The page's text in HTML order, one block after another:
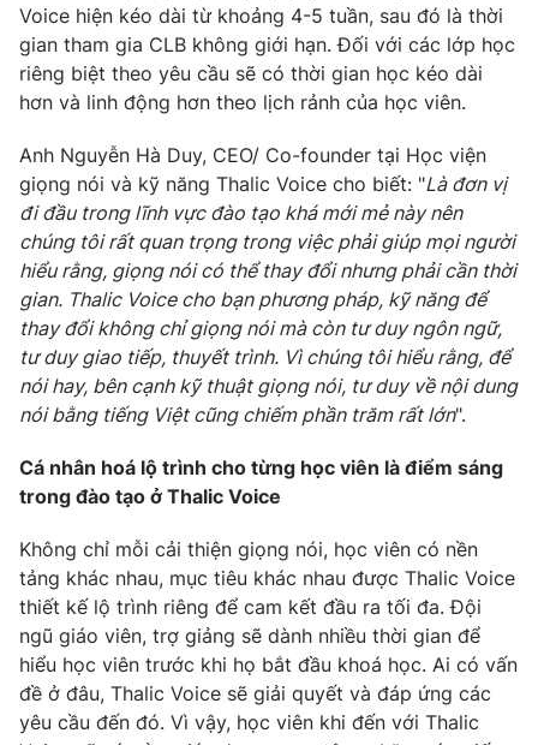
VTV4 Vươn mình bằng AI
VTV9 VTV8
Liên hệ tòa soạn English
THỜI BÁO VTV
Theo dõi báo trên
Cơ quan chủ quản:Đài Truyền hình Việt Nam
Cơ quan báo chí:
Giấy phép hoạt động báo in và báo điện tử số 483/GP-BTTTT
cấp ngày 29/12/2023
Tổng Biên tập:Vũ Thanh Thủy
Phó Tổng Biên tập:Nguyễn Thị Mỹ Hạnh, Phạm Quốc Thắng,
Nguyễn Trọng Ninh
Tổng đài VTV:024.38 355 931 - 024.38 355 932
Ðiện thoại Thời báo VTV:024.66 897 897
Voice hiện kéo dài từ khoảng 4-5 tuần, sau đó là thời
gian tham gia CLB không giới hạn. Đối với các lớp học
riêng biệt theo yêu cầu sẽ có thời gian học kéo dài
hơn và linh động hơn theo lịch rảnh của học viên.
Anh Nguyễn Hà Duy, CEO/ Co-founder tại Học viện
giọng nói và kỹ năng Thalic Voice cho biết: "Là đơn vị
đi đầu trong lĩnh vực đào tạo khá mới mẻ này nên
chúng tôi rất quan trọng trong việc phải giúp mọi người
hiểu rằng, giọng nói có thể thay đổi nhưng phải cần thời
gian. Thalic Voice cho bạn phương pháp, kỹ năng để
thay đổi không chỉ giọng nói mà còn tư duy ngôn ngữ,
tư duy giao tiếp, thuyết trình. Vì chúng tôi hiểu rằng, để
nói hay, bên cạnh kỹ thuật giọng nói, tư duy về nội dung
nói bằng tiếng Việt cũng chiếm phần trăm rất lớn".
Cá nhân hoá lộ trình cho từng học viên là điểm sáng
trong đào tạo ở Thalic Voice
Không chỉ mỗi cải thiện giọng nói, học viên có nền
tảng khác nhau, mục tiêu khác nhau được Thalic Voice
thiết kế lộ trình riêng để cam kết đầu ra tối đa. Đội
ngũ giáo viên, trợ giảng sẽ dành nhiều thời gian để
hiểu học viên trước khi họ bắt đầu khoá học. Ai có vấn
đề ở đâu, Thalic Voice sẽ giải quyết và đáp ứng các
yêu cầu đến đó. Vì vậy, học viên khi đến với Thalic